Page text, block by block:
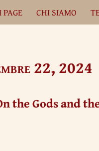
PAGE CHI SIAMO
22, 2024
the Gods and